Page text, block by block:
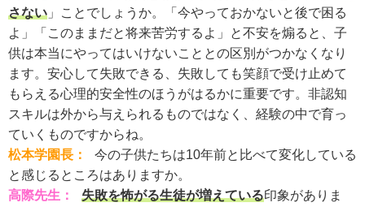
さない 」ことでしょうか。「今やっておかないと後で困る
よ」「このままだと将来苦労するよ」と不安を煽ると、子
供は本当にやってはいけないこととの区別がつかなくなり
ます。安心して失敗できる、失敗しても笑顔で受け止めて
もらえる心理的安全性のほうがはるかに重要です。非認知
スキルは外から与えられるものではなく、経験の中で育っ
ていくものですからね。
松本学園長：
今の子供たちは10年前と比べて変化している
と感じるところはありますか。
高際先生：
失敗を怖がる生徒が増えている印象がありま